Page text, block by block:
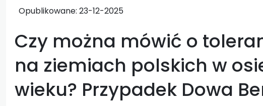
Opublikowane: 23-12-2025
Czy można mówić o
na ziemiach polskich w
wieku? Przypadek Dowa